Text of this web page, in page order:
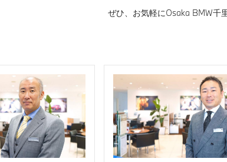
ぜひ、お気軽にOsaka BMW千